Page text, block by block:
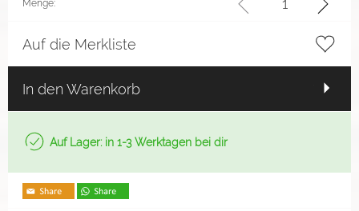
Menge:
Auf die Merkliste
In den Warenkorb
Auf Lager: in 1-3 Werktagen bei dir